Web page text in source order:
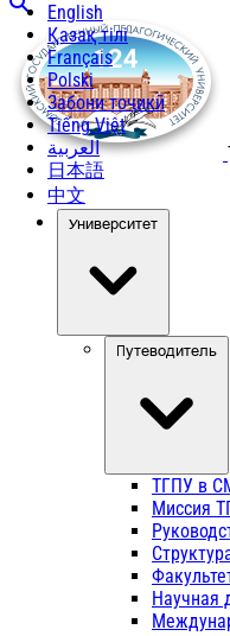
English
Қазақ тілі
Français
Polski
Забони тоҷикӣ
Tiếng Việt
العربية
日本語
中文
Университет
Путеводитель
ТГПУ в
Миссия
Научная